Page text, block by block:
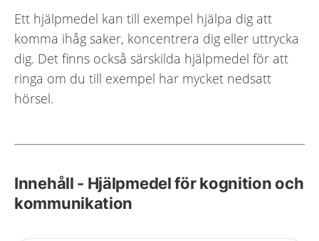
Ett hjälpmedel kan till exempel hjälpa dig att
komma ihåg saker, koncentrera dig eller uttrycka
dig. Det finns också särskilda hjälpmedel för att
ringa om du till exempel har mycket nedsatt
hörsel.
Innehåll - Hjälpmedel för kognition och
kommunikation